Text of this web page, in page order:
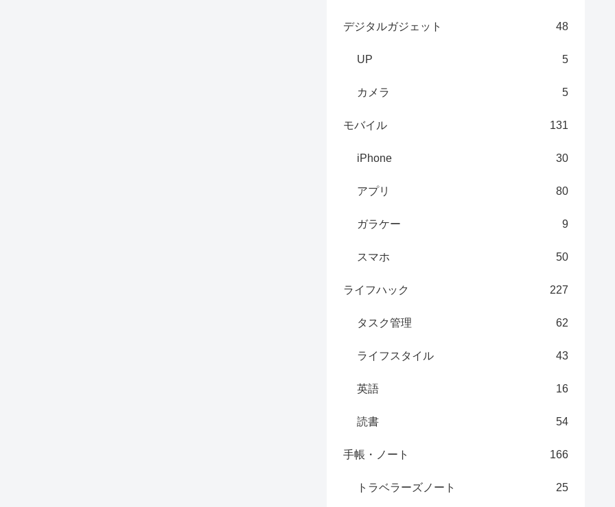
デジタルガジェット 48
UP 5
カメラ 5
モバイル 131
iPhone 30
アプリ 80
ガラケー 9
スマホ 50
ライフハック 227
タスク管理 62
ライフスタイル 43
英語 16
読書 54
手帳・ノート 166
トラベラーズノート 25